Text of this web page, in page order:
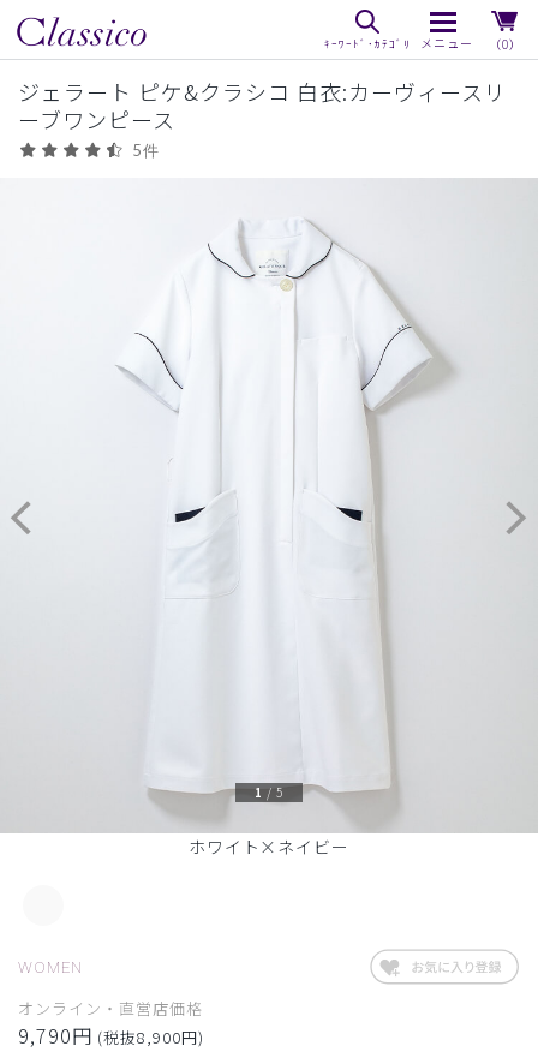
（0）
ジェラート ピケ&クラシコ 白衣:カーヴィースリ
ーブワンピース
5件
ホワイト×ネイビー
1 / 5
WOMEN
オンライン・直営店価格
9,790円 (税抜8,900円)